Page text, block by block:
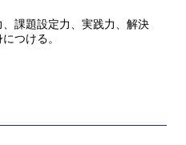
課題設定力、実践力、解決
つける。